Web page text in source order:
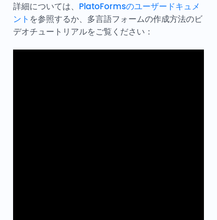
詳細については、 PlatoFormsのユーザードキュメ
ント を参照するか、多言語フォームの作成方法のビ
デオチュートリアルをご覧ください：